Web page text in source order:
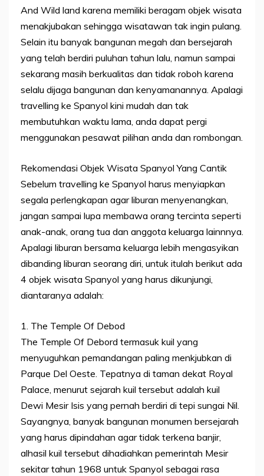
And Wild land karena memiliki beragam objek wisata
menakjubakan sehingga wisatawan tak ingin pulang.
Selain itu banyak bangunan megah dan bersejarah
yang telah berdiri puluhan tahun lalu, namun sampai
sekarang masih berkualitas dan tidak roboh karena
selalu dijaga bangunan dan kenyamanannya. Apalagi
travelling ke Spanyol kini mudah dan tak
membutuhkan waktu lama, anda dapat pergi
menggunakan pesawat pilihan anda dan rombongan.
Rekomendasi Objek Wisata Spanyol Yang Cantik
Sebelum travelling ke Spanyol harus menyiapkan
segala perlengkapan agar liburan menyenangkan,
jangan sampai lupa membawa orang tercinta seperti
anak-anak, orang tua dan anggota keluarga lainnnya.
Apalagi liburan bersama keluarga lebih mengasyikan
dibanding liburan seorang diri, untuk itulah berikut ada
4 objek wisata Spanyol yang harus dikunjungi,
diantaranya adalah:
1. The Temple Of Debod
The Temple Of Debord termasuk kuil yang
menyuguhkan pemandangan paling menkjubkan di
Parque Del Oeste. Tepatnya di taman dekat Royal
Palace, menurut sejarah kuil tersebut adalah kuil
Dewi Mesir Isis yang pernah berdiri di tepi sungai Nil.
Sayangnya, banyak bangunan monumen bersejarah
yang harus dipindahan agar tidak terkena banjir,
alhasil kuil tersebut dihadiahkan pemerintah Mesir
sekitar tahun 1968 untuk Spanyol sebagai rasa